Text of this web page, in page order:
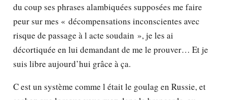
du coup ses phrases alambiquées supposées me faire
peur sur mes « décompensations inconscientes avec
risque de passage à l acte soudain », je les ai
décortiquée en lui demandant de me le prouver… Et je
suis libre aujourd’hui grâce à ça.
C est un système comme l était le goulag en Russie, et